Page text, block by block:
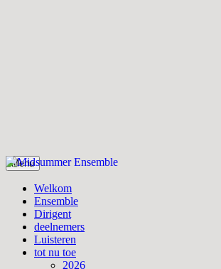
Skip
to
content
Midsummer Ensemble
Menu
Welkom
Ensemble
Dirigent
deelnemers
Luisteren
tot nu toe
2026